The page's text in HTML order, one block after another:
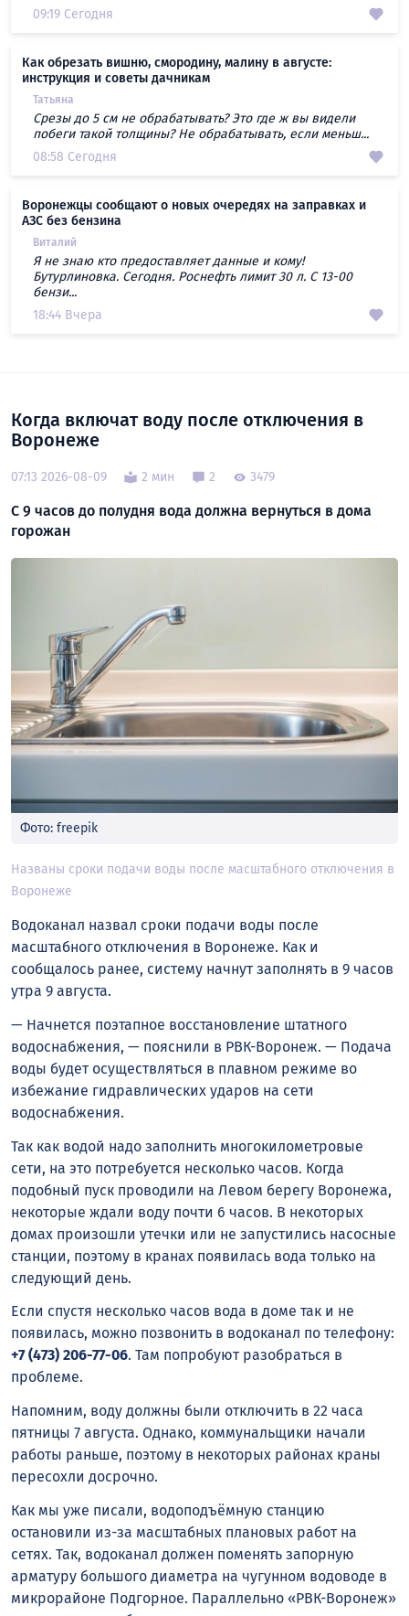
09:19 Сегодня
Как обрезать вишню, смородину, малину в августе:
инструкция и советы дачникам
Татьяна
Срезы до 5 см не обрабатывать? Это где ж вы видели
побеги такой толщины? Не обрабатывать, если меньш...
08:58 Сегодня
Воронежцы сообщают о новых очередях на заправках и
АЗС без бензина
Виталий
Я не знаю кто предоставляет данные и кому!
Бутурлиновка. Сегодня. Роснефть лимит 30 л. С 13-00
бензи...
18:44 Вчера
Когда включат воду после отключения в
Воронеже
07:13 2026-08-09 2 мин 2 3479
С 9 часов до полудня вода должна вернуться в дома
горожан
Фото: freepik
Названы сроки подачи воды после масштабного отключения в
Воронеже
Водоканал назвал сроки подачи воды после
масштабного отключения в Воронеже. Как и
сообщалось ранее, систему начнут заполнять в 9 часов
утра 9 августа.
— Начнется поэтапное восстановление штатного
водоснабжения, — пояснили в РВК-Воронеж. — Подача
воды будет осуществляться в плавном режиме во
избежание гидравлических ударов на сети
водоснабжения.
Так как водой надо заполнить многокилометровые
сети, на это потребуется несколько часов. Когда
подобный пуск проводили на Левом берегу Воронежа,
некоторые ждали воду почти 6 часов. В некоторых
домах произошли утечки или не запустились насосные
станции, поэтому в кранах появилась вода только на
следующий день.
Если спустя несколько часов вода в доме так и не
появилась, можно позвонить в водоканал по телефону:
+7 (473) 206-77-06. Там попробуют разобраться в
проблеме.
Напомним, воду должны были отключить в 22 часа
пятницы 7 августа. Однако, коммунальщики начали
работы раньше, поэтому в некоторых районах краны
пересохли досрочно.
Как мы уже писали, водоподъёмную станцию
остановили из-за масштабных плановых работ на
сетях. Так, водоканал должен поменять запорную
арматуру большого диаметра на чугунном водоводе в
микрорайоне Подгорное. Параллельно «РВК-Воронеж»